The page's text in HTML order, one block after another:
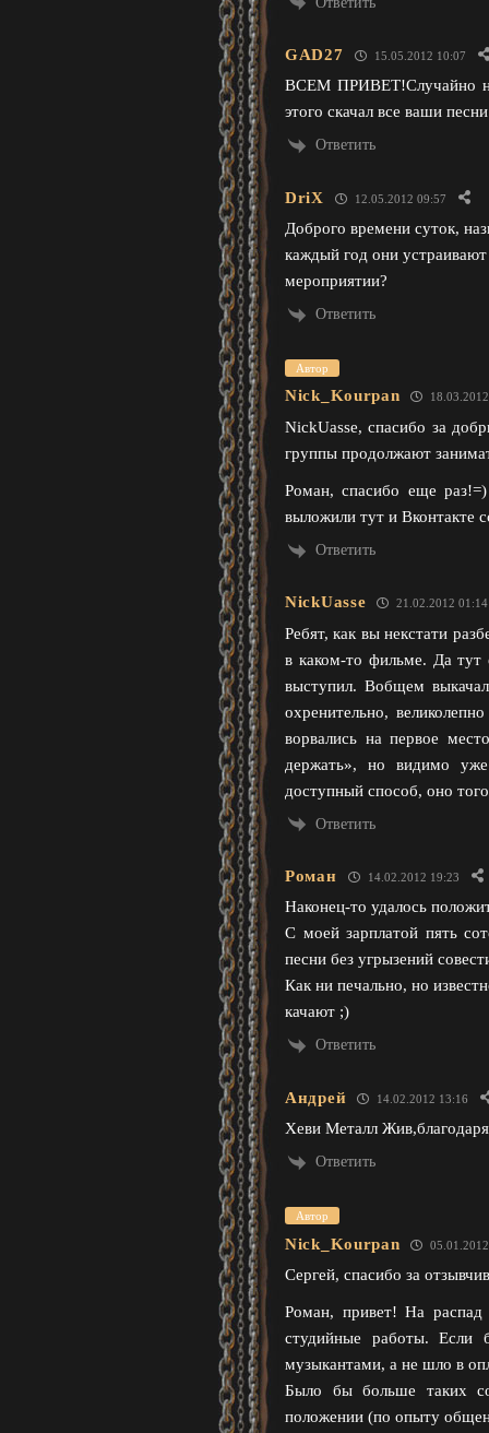
GAD27 15.05.2012 10:07
ВСЕМ ПРИВЕТ!Случайно
этого скачал все ваши
Ответить
DriX 12.05.2012 09:57
Доброго времени суток,
каждый год они
мероприятии?
Ответить
Автор
Nick_Kourpan
NickUasse, спасибо за
группы продолжают
Роман, спасибо еще
выложили тут и Вконтакте
Ответить
NickUasse 21.02.2012 01:14
Ребят, как вы некстати
в каком-то фильме. Да тут
выступил. Вобщем
охренительно,
ворвались на первое
держать», но видимо уже
доступный способ, оно
Ответить
Роман 14.02.2012 19:23
Наконец-то удалось
С моей зарплатой пять
песни без угрызений
Как ни печально, но
качают ;)
Ответить
Андрей 14.02.2012 13:16
Хеви Металл
Ответить
Автор
Nick_Kourpan
Сергей, спасибо за
Роман, привет! На распад
студийные работы.
музыкантами, а не шло в
Было бы больше таких
положении (по опыту